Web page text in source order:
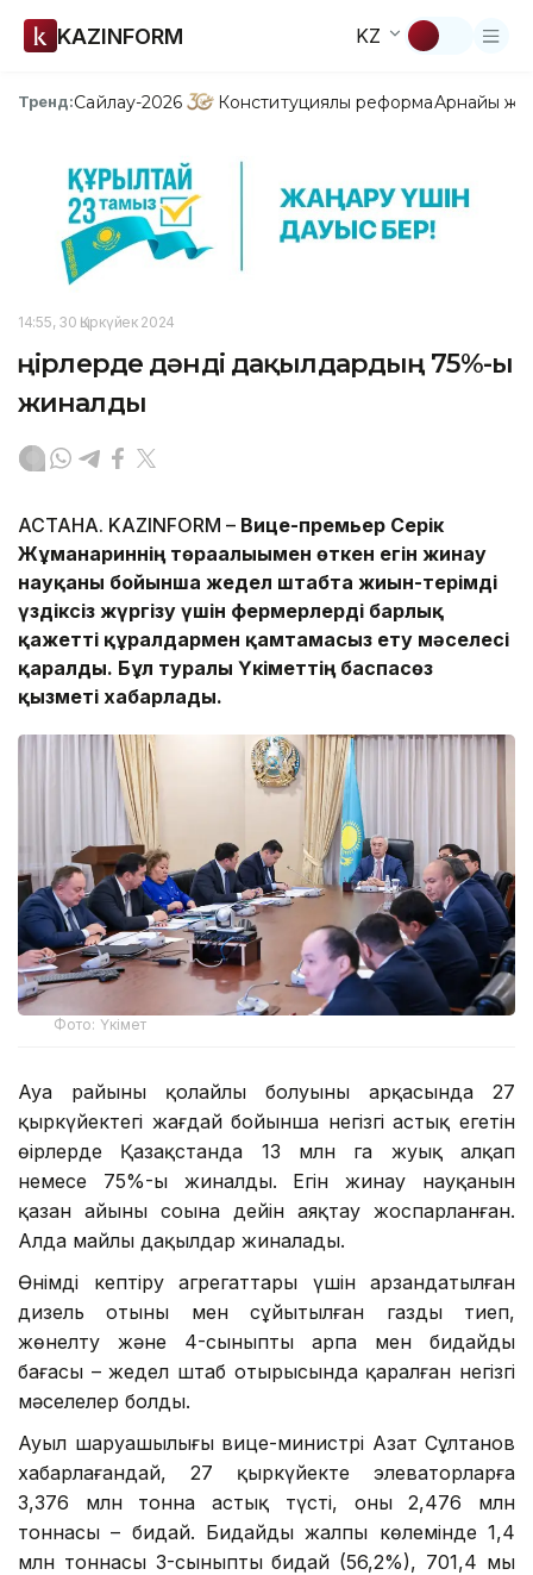
KAZINFORM KZ
Тренд:Сайлау-2026 Конституциялық реформаАрнайы
14:55, 30 Қыркүйек 2024
Өңірлерде дәнді дақылдардың 75%-ы
жиналды
АСТАНА. KAZINFORM – Вице-премьер Серік
Жұманғариннің төрағалығымен өткен егін жинау
науқаны бойынша жедел штабта жиын-терімді
үздіксіз жүргізу үшін фермерлерді барлық
қажетті құралдармен қамтамасыз ету мәселесі
қаралды. Бұл туралы Үкіметтің баспасөз
қызметі хабарлады.
Фото: Үкімет
Ауа райының қолайлы болуының арқасында 27
қыркүйектегі жағдай бойынша негізгі астық егетін
өңірлерде Қазақстанда 13 млн га жуық алқап
немесе 75%-ы жиналды. Егін жинау науқанын
қазан айының соңына дейін аяқтау жоспарланған.
Алда майлы дақылдар жиналады.
Өнімді кептіру агрегаттары үшін арзандатылған
дизель отыны мен сұйытылған газды тиеп,
жөнелту және 4-сыныпты арпа мен бидайдың
бағасы – жедел штаб отырысында қаралған негізгі
мәселелер болды.
Ауыл шаруашылығы вице-министрі Азат Сұлтанов
хабарлағандай, 27 қыркүйекте элеваторларға
3,376 млн тонна астық түсті, оның 2,476 млн
тоннасы – бидай. Бидайдың жалпы көлемінде 1,4
млн тоннасы 3-сыныпты бидай (56,2%), 701,4 мың